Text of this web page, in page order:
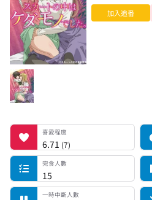
加入追番
喜愛程度喜愛程度
6.71 (7)
記錄總人數
完食人數
完食人數
15
追番中人數
一時中斷人數
一時中斷人數
棄番人數
計劃觀看人數